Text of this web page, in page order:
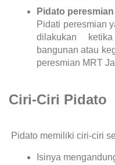
Pidato peresmian
Pidati peresmian
dilakukan
bangunan atau
peresmian MRT
Ciri-Ciri Pidato
Pidato memiliki ciri-ciri
Isinya